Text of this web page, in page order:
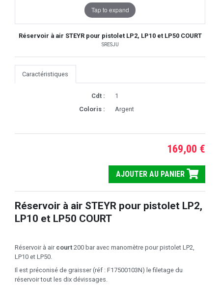
Tap to expand
Réservoir à air STEYR pour pistolet LP2, LP10 et LP50 COURT
SRESJU
Caractéristiques
Cdt :
1
Coloris :
Argent
169,00 €
AJOUTER AU PANIER
Réservoir à air STEYR pour pistolet LP2,
LP10 et LP50 COURT
Réservoir à air court 200 bar avec manomètre pour pistolet LP2,
LP10 et LP50.
Il est préconisé de graisser (réf : F17500103N) le filetage du
réservoir tout les dix dévissages.